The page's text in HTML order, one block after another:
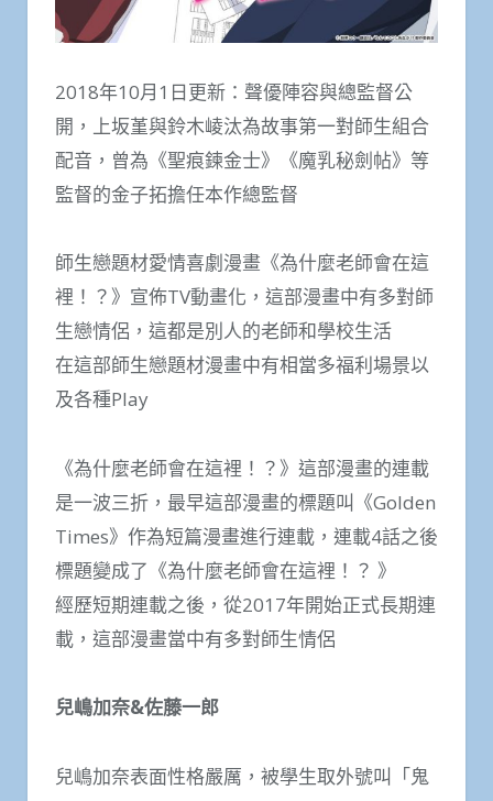
2018年10月1日更新：聲優陣容與總監督公
開，上坂堇與鈴木崚汰為故事第一對師生組合
配音，曾為《聖痕鍊金士》《魔乳秘劍帖》等
監督的金子拓擔任本作總監督
師生戀題材愛情喜劇漫畫《為什麼老師會在這
裡！？》宣佈TV動畫化，這部漫畫中有多對師
生戀情侶，這都是別人的老師和學校生活
在這部師生戀題材漫畫中有相當多福利場景以
及各種Play
《為什麼老師會在這裡！？》這部漫畫的連載
是一波三折，最早這部漫畫的標題叫《Golden
Times》作為短篇漫畫進行連載，連載4話之後
標題變成了《為什麼老師會在這裡！？ 》
經歷短期連載之後，從2017年開始正式長期連
載，這部漫畫當中有多對師生情侶
兒嶋加奈&佐藤一郎
兒嶋加奈表面性格嚴厲，被學生取外號叫「鬼